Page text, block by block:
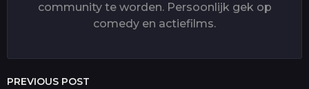
community te worden. Persoonlijk gek op
comedy en actiefilms.
PREVIOUS POST